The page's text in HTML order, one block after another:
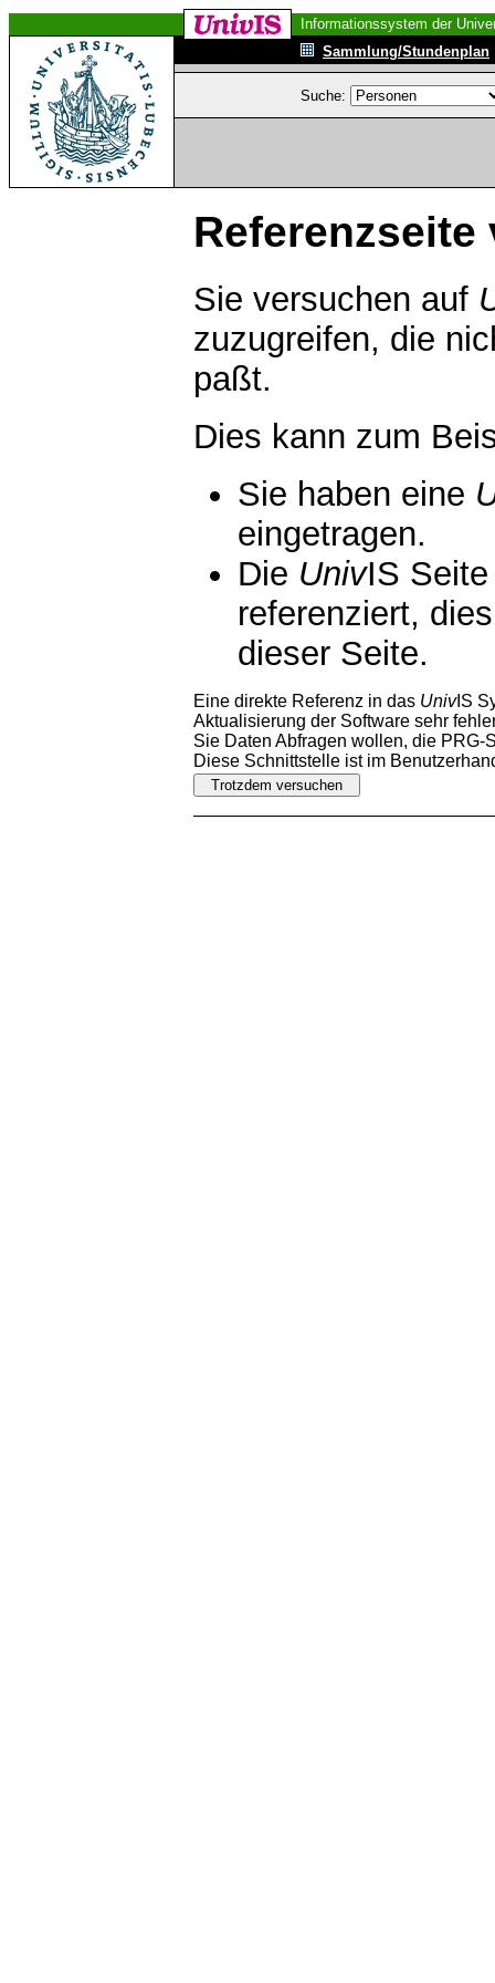
Informationssystem der
Sammlung/Stundenplan
Suche:
Referenzseite
Sie versuchen auf
zuzugreifen, die
paßt.
Dies kann zum
Sie haben eine
eingetragen.
Die UnivIS
referenziert,
dieser Seite.
Eine direkte Referenz in das UnivIS
Aktualisierung der Software sehr
Sie Daten Abfragen wollen, die PRG-
Diese Schnittstelle ist im